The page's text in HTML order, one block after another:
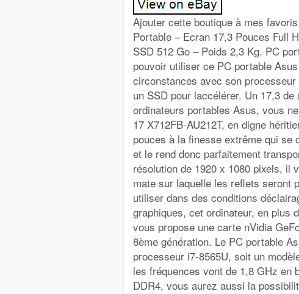
Ajouter cette boutique à mes
Portable – Ecran 17,3 Pouces Full
SSD 512 Go – Poids 2,3 Kg. PC
pouvoir utiliser ce PC portable
circonstances avec son
un SSD pour laccélérer. Un 17,3
ordinateurs portables Asus, vous
17 X712FB-AU212T, en digne
pouces à la finesse extrême qui se
et le rend donc parfaitement
résolution de 1920 x 1080 pixels, il
mate sur laquelle les reflets seront
utiliser dans des conditions
graphiques, cet ordinateur, en plus
vous propose une carte nVidia
8ème génération. Le PC portable
processeur i7-8565U, soit un
les fréquences vont de 1,8 GHz en
DDR4, vous aurez aussi la